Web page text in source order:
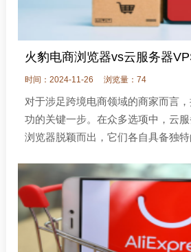
火豹电商浏览器vs云服务器
时间：2024-11-26 浏览量：74
对于涉足跨境电商领域的商家而言
功的关键一步。在众多选项中，云
浏览器脱颖而出，它们各自具备独
的核心亮点，助您明智决